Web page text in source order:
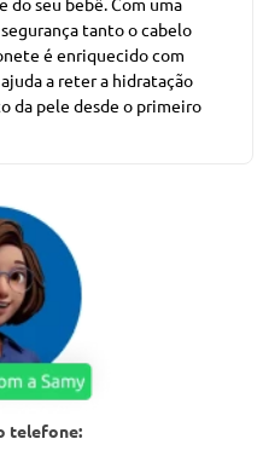
tanto o cabelo
é enriquecido com
a reter a hidratação
da pele desde o primeiro
telefone: